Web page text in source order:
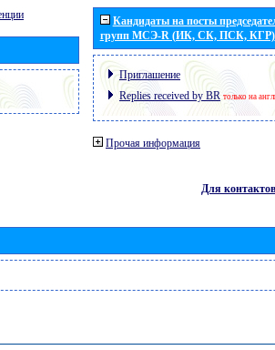
Кандидаты на посты
групп МСЭ-R (ИК, СК, ПСК, КГР)
Приглашение
Replies received by BR только на
Прочая информация
Для контактов